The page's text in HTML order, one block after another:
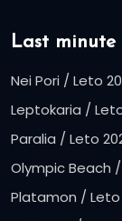
Last minute
Nei Pori / Leto
Leptokaria /
Paralia / Leto
Olympic Beach
Platamon / Leto